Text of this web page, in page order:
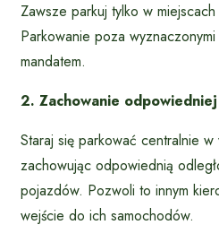
Zawsze parkuj tylko w
Parkowanie poza
mandatem.
2. Zachowanie odpowiedniej
Staraj się parkować centralnie
zachowując odpowiednią
pojazdów. Pozwoli to innym
wejście do ich samochodów.